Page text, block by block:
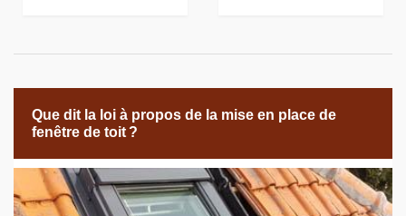
Que dit la loi à propos de la mise en place de
fenêtre de toit ?